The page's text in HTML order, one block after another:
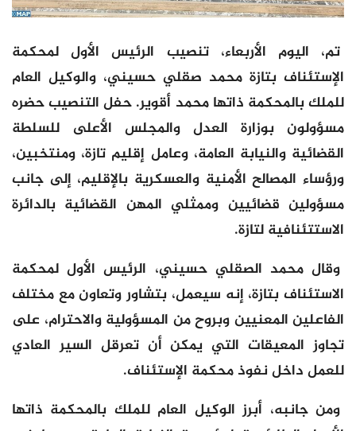
تم، اليوم الأربعاء، تنصيب الرئيس الأول لمحكمة
الإستئناف بتازة محمد صقلي حسيني، والوكيل العام
للملك بالمحكمة ذاتها محمد أقوير. حفل التنصيب حضره
مسؤولون بوزارة العدل والمجلس الأعلى للسلطة
القضائية والنيابة العامة، وعامل إقليم تازة، ومنتخبين،
ورؤساء المصالح الأمنية والعسكرية بالإقليم، إلى جانب
مسؤولين قضائيين وممثلي المهن القضائية بالدائرة
الاستتئنافية لتازة.
وقال محمد الصقلي حسيني، الرئيس الأول لمحكمة
الاستئناف بتازة، إنه سيعمل، بتشاور وتعاون مع مختلف
الفاعلين المعنيين وبروح من المسؤولية والاحترام، على
تجاوز المعيقات التي يمكن أن تعرقل السير العادي
للعمل داخل نفوذ محكمة الإستئناف.
ومن جانبه، أبرز الوكيل العام للملك بالمحكمة ذاتها